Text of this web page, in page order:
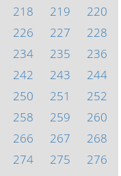
218 219
220
226 227
228
234 235
236
242 243
244
250 251
252
258 259
260
266 267
268
274 275
276